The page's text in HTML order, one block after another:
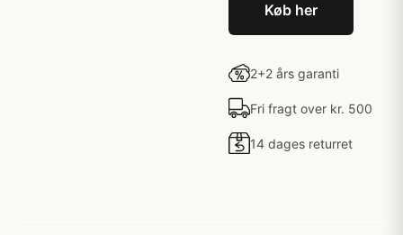
Køb her
2+2 års garanti
Fri fragt over kr. 500
14 dages returret